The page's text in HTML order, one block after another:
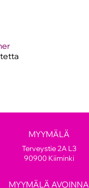
MYYMÄLÄ
Terveystie 2A L3
90900 Kiiminki
MYYMÄLÄ AVOINNA